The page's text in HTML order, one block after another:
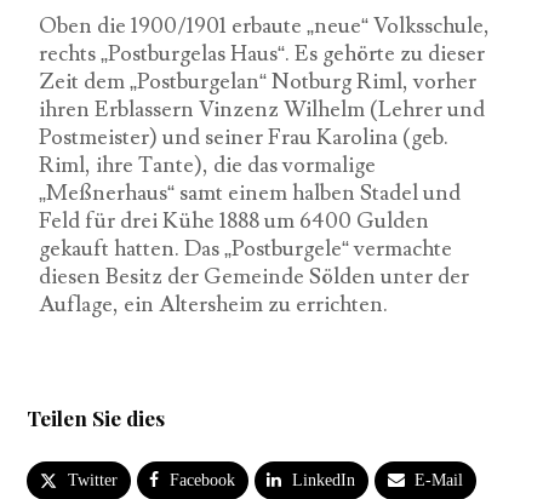
Oben die 1900/1901 erbaute „neue“ Volksschule,
rechts „Postburgelas Haus“. Es gehörte zu dieser
Zeit dem „Postburgelan“ Notburg Riml, vorher
ihren Erblassern Vinzenz Wilhelm (Lehrer und
Postmeister) und seiner Frau Karolina (geb.
Riml, ihre Tante), die das vormalige
„Meßnerhaus“ samt einem halben Stadel und
Feld für drei Kühe 1888 um 6400 Gulden
gekauft hatten. Das „Postburgele“ vermachte
diesen Besitz der Gemeinde Sölden unter der
Auflage, ein Altersheim zu errichten.
Teilen Sie dies
Twitter Facebook LinkedIn E-Mail